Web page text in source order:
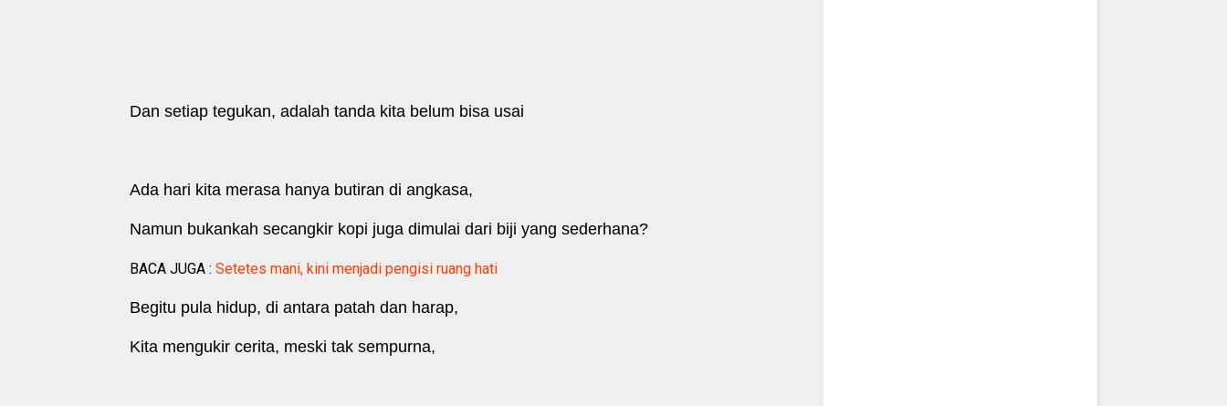
Dan setiap tegukan, adalah tanda kita belum bisa usai
Ada hari kita merasa hanya butiran di angkasa,
Namun bukankah secangkir kopi juga dimulai dari biji yang sederhana?
BACA JUGA : Setetes mani, kini menjadi pengisi ruang hati
Begitu pula hidup, di antara patah dan harap,
Kita mengukir cerita, meski tak sempurna,